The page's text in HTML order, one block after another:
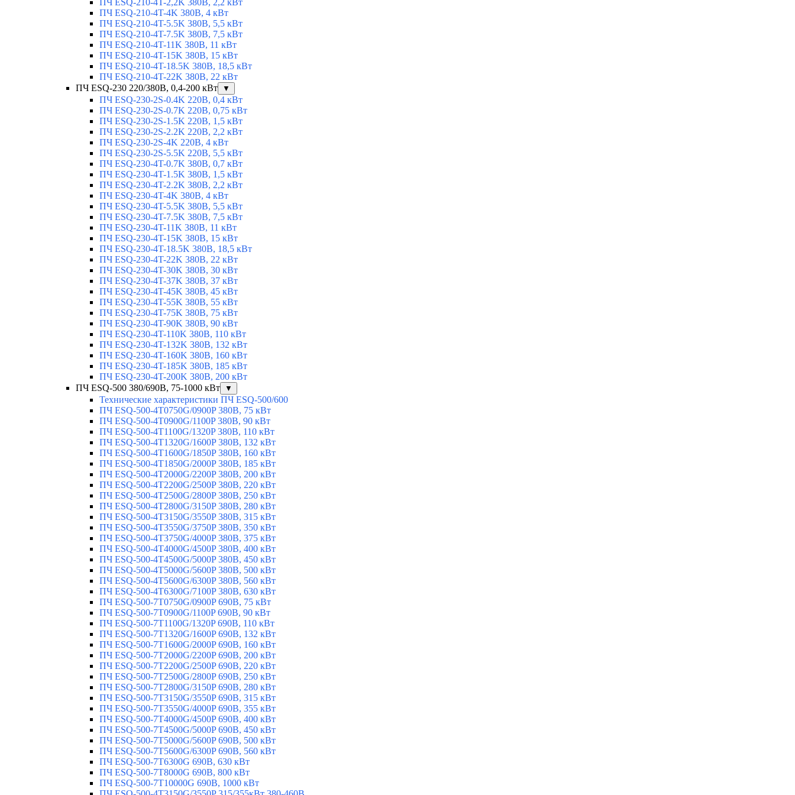
ПЧ ESQ-210-4T-2,2K 380В, 2,2 кВт
ПЧ ESQ-210-4T-4K 380В, 4 кВт
ПЧ ESQ-210-4T-5.5K 380В, 5,5 кВт
ПЧ ESQ-210-4T-7.5K 380В, 7,5 кВт
ПЧ ESQ-210-4T-11K 380В, 11 кВт
ПЧ ESQ-210-4T-15K 380В, 15 кВт
ПЧ ESQ-210-4T-18.5K 380В, 18,5 кВт
ПЧ ESQ-210-4T-22K 380В, 22 кВт
ПЧ ESQ-230 220/380В, 0,4-200 кВт
▼
ПЧ ESQ-230-2S-0.4K 220В, 0,4 кВт
ПЧ ESQ-230-2S-0.7K 220В, 0,75 кВт
ПЧ ESQ-230-2S-1.5K 220В, 1,5 кВт
ПЧ ESQ-230-2S-2.2K 220В, 2,2 кВт
ПЧ ESQ-230-2S-4K 220В, 4 кВт
ПЧ ESQ-230-2S-5.5K 220В, 5,5 кВт
ПЧ ESQ-230-4T-0.7K 380В, 0,7 кВт
ПЧ ESQ-230-4T-1.5K 380В, 1,5 кВт
ПЧ ESQ-230-4T-2.2K 380В, 2,2 кВт
ПЧ ESQ-230-4T-4K 380В, 4 кВт
ПЧ ESQ-230-4T-5.5K 380В, 5,5 кВт
ПЧ ESQ-230-4T-7.5K 380В, 7,5 кВт
ПЧ ESQ-230-4T-11K 380В, 11 кВт
ПЧ ESQ-230-4T-15K 380В, 15 кВт
ПЧ ESQ-230-4T-18.5K 380В, 18,5 кВт
ПЧ ESQ-230-4T-22K 380В, 22 кВт
ПЧ ESQ-230-4T-30K 380В, 30 кВт
ПЧ ESQ-230-4T-37K 380В, 37 кВт
ПЧ ESQ-230-4T-45K 380В, 45 кВт
ПЧ ESQ-230-4T-55K 380В, 55 кВт
ПЧ ESQ-230-4T-75K 380В, 75 кВт
ПЧ ESQ-230-4T-90K 380В, 90 кВт
ПЧ ESQ-230-4T-110K 380В, 110 кВт
ПЧ ESQ-230-4T-132K 380В, 132 кВт
ПЧ ESQ-230-4T-160K 380В, 160 кВт
ПЧ ESQ-230-4T-185K 380В, 185 кВт
ПЧ ESQ-230-4T-200K 380В, 200 кВт
ПЧ ESQ-500 380/690В, 75-1000 кВт
▼
Технические характеристики ПЧ ESQ-500/600
ПЧ ESQ-500-4T0750G/0900P 380В, 75 кВт
ПЧ ESQ-500-4T0900G/1100P 380В, 90 кВт
ПЧ ESQ-500-4T1100G/1320P 380В, 110 кВт
ПЧ ESQ-500-4T1320G/1600P 380В, 132 кВт
ПЧ ESQ-500-4T1600G/1850P 380В, 160 кВт
ПЧ ESQ-500-4T1850G/2000P 380В, 185 кВт
ПЧ ESQ-500-4T2000G/2200P 380В, 200 кВт
ПЧ ESQ-500-4T2200G/2500P 380В, 220 кВт
ПЧ ESQ-500-4T2500G/2800P 380В, 250 кВт
ПЧ ESQ-500-4T2800G/3150P 380В, 280 кВт
ПЧ ESQ-500-4T3150G/3550P 380В, 315 кВт
ПЧ ESQ-500-4T3550G/3750P 380В, 350 кВт
ПЧ ESQ-500-4T3750G/4000P 380В, 375 кВт
ПЧ ESQ-500-4T4000G/4500P 380В, 400 кВт
ПЧ ESQ-500-4T4500G/5000P 380В, 450 кВт
ПЧ ESQ-500-4T5000G/5600P 380В, 500 кВт
ПЧ ESQ-500-4T5600G/6300P 380В, 560 кВт
ПЧ ESQ-500-4T6300G/7100P 380В, 630 кВт
ПЧ ESQ-500-7T0750G/0900P 690В, 75 кВт
ПЧ ESQ-500-7T0900G/1100P 690В, 90 кВт
ПЧ ESQ-500-7T1100G/1320P 690В, 110 кВт
ПЧ ESQ-500-7T1320G/1600P 690В, 132 кВт
ПЧ ESQ-500-7T1600G/2000P 690В, 160 кВт
ПЧ ESQ-500-7T2000G/2200P 690В, 200 кВт
ПЧ ESQ-500-7T2200G/2500P 690В, 220 кВт
ПЧ ESQ-500-7T2500G/2800P 690В, 250 кВт
ПЧ ESQ-500-7T2800G/3150P 690В, 280 кВт
ПЧ ESQ-500-7T3150G/3550P 690В, 315 кВт
ПЧ ESQ-500-7T3550G/4000P 690В, 355 кВт
ПЧ ESQ-500-7T4000G/4500P 690В, 400 кВт
ПЧ ESQ-500-7T4500G/5000P 690В, 450 кВт
ПЧ ESQ-500-7T5000G/5600P 690В, 500 кВт
ПЧ ESQ-500-7T5600G/6300P 690В, 560 кВт
ПЧ ESQ-500-7T6300G 690В, 630 кВт
ПЧ ESQ-500-7T8000G 690В, 800 кВт
ПЧ ESQ-500-7T10000G 690В, 1000 кВт